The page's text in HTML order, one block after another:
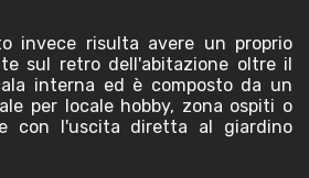
invece risulta avere un proprio
sul retro dell'abitazione oltre il
interna ed è composto da un
per locale hobby, zona ospiti o
con l'uscita diretta al giardino